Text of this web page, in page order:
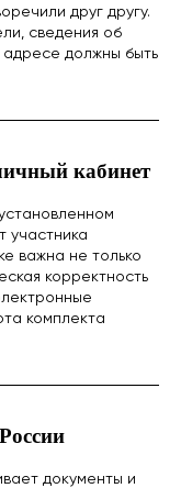
друг другу.
сведения об
адресе должны быть
кабинет
участника
важна не только
корректность
комплекта
документы и